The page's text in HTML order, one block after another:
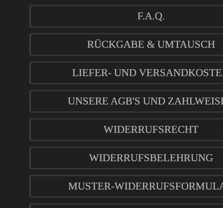
F.A.Q.
RÜCKGABE & UMTAUSCH
LIEFER- UND
UNSERE AGB'S UND
WIDERRUFSRECHT
WIDERRUFSBELEHRUNG
MUSTER-